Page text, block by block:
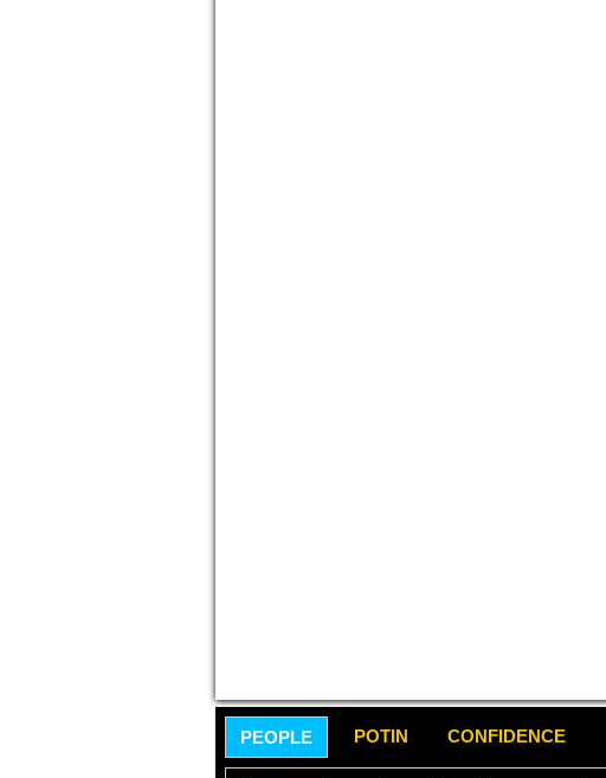
PEOPLE POTIN CONFIDENCE